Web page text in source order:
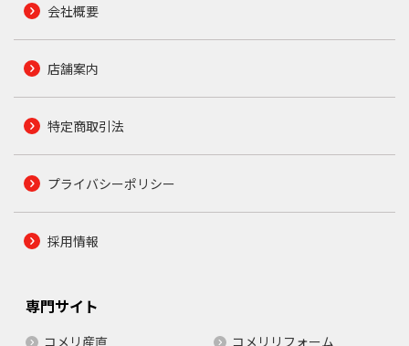
会社概要
店舗案内
特定商取引法
プライバシーポリシー
採用情報
専門サイト
コメリ産直 コメリリフォーム